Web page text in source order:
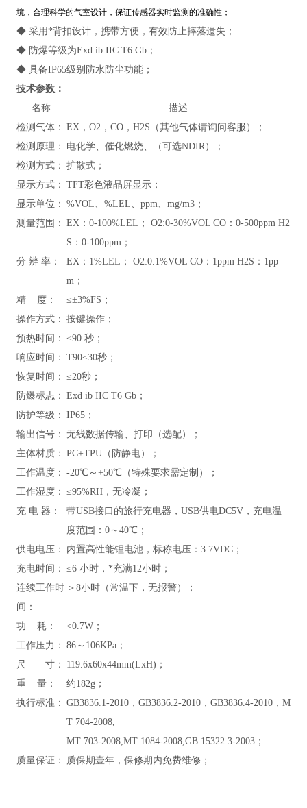
境，合理科学的气室设计，保证传感器实时监测的准确性；
◆ 采用*背扣设计，携带方便，有效防止摔落遗失；
◆ 防爆等级为Exd ib IIC T6 Gb；
◆ 具备IP65级别防水防尘功能；
技术参数：
名称
描述
检测气体： EX，O2，CO，H2S（其他气体请询问客服）；
检测原理：
电化学、催化燃烧、（可选NDIR）；
检测方式： 扩散式；
显示方式： TFT彩色液晶屏显示；
显示单位： %VOL、%LEL、ppm、mg/m3；
测量范围： EX：0-100%LEL； O2:0-30%VOL CO：0-500ppm H2
S：0-100ppm；
分 辨 率：
EX：1%LEL； O2:0.1%VOL CO：1ppm H2S：1pp
m；
精 度：
≤±3%FS；
操作方式： 按键操作；
预热时间： ≤90 秒；
响应时间： T90≤30秒；
恢复时间： ≤20秒；
防爆标志： Exd ib IIC T6Gb；
防护等级： IP65；
输出信号： 无线数据传输、打印（选配）；
主体材质： PC+TPU（防静电）；
工作温度： -20℃～+50℃（特殊要求需定制）；
工作湿度： ≤95%RH，无冷凝；
充 电 器：
带USB接口的旅行充电器，USB供电DC5V，充电温
度范围：0～40℃；
供电电压：
内置高性能锂电池，标称电压：3.7VDC；
充电时间： ≤6 小时，*充满12小时；
连续工作时
间：
＞8小时（常温下，无报警）；
功 耗：
<0.7W；
工作压力： 86～106KPa；
尺 寸：
119.6x60x44mm(LxH)；
重 量：
约182g；
执行标准： GB3836.1-2010，GB3836.2-2010，GB3836.4-2010，M
T 704-2008,
MT 703-2008,MT 1084-2008,GB 15322.3-2003；
质量保证：
质保期壹年，保修期内免费维修；